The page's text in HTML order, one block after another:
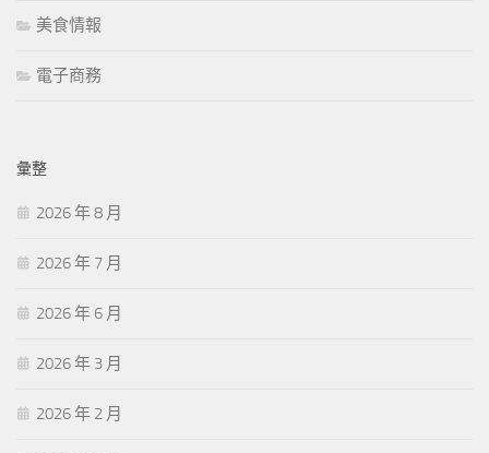
美食情報
電子商務
彙整
2026 年 8 月
2026 年 7 月
2026 年 6 月
2026 年 3 月
2026 年 2 月